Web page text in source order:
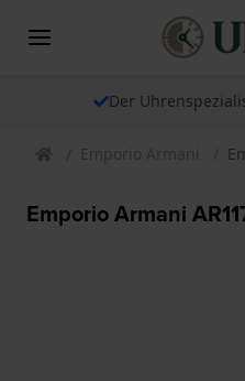
Der
Emporio Armani
Emporio Armani